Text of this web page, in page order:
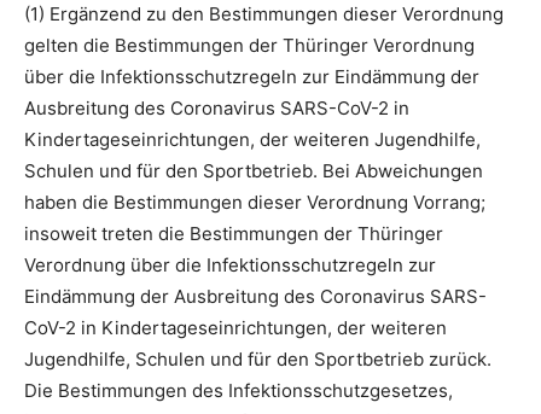
(1) Ergänzend zu den Bestimmungen dieser Verordnung
gelten die Bestimmungen der Thüringer Verordnung
über die Infektionsschutzregeln zur Eindämmung der
Ausbreitung des Coronavirus SARS-CoV-2 in
Kindertageseinrichtungen, der weiteren Jugendhilfe,
Schulen und für den Sportbetrieb. Bei Abweichungen
haben die Bestimmungen dieser Verordnung Vorrang;
insoweit treten die Bestimmungen der Thüringer
Verordnung über die Infektionsschutzregeln zur
Eindämmung der Ausbreitung des Coronavirus SARS-
CoV-2 in Kindertageseinrichtungen, der weiteren
Jugendhilfe, Schulen und für den Sportbetrieb zurück.
Die Bestimmungen des Infektionsschutzgesetzes,